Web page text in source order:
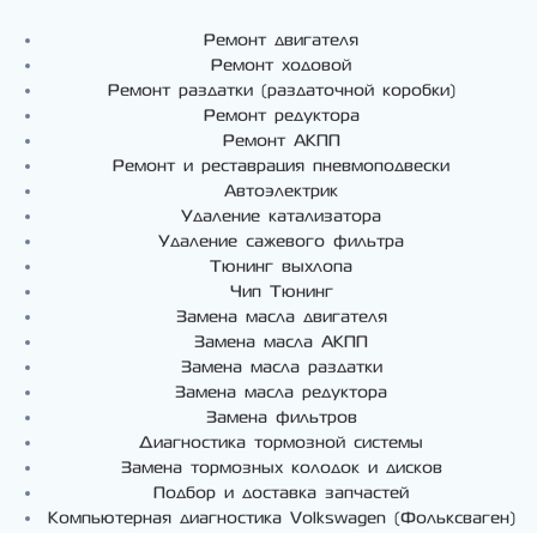
Ремонт двигателя
Ремонт ходовой
Ремонт раздатки (раздаточной коробки)
Ремонт редуктора
Ремонт АКПП
Ремонт и реставрация пневмоподвески
Автоэлектрик
Удаление катализатора
Удаление сажевого фильтра
Тюнинг выхлопа
Чип Тюнинг
Замена масла двигателя
Замена масла АКПП
Замена масла раздатки
Замена масла редуктора
Замена фильтров
Диагностика тормозной системы
Замена тормозных колодок и дисков
Подбор и доставка запчастей
Компьютерная диагностика Volkswagen (Фольксваген)